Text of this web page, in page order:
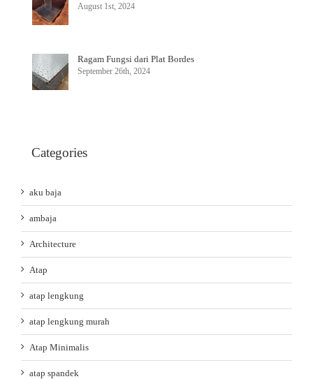
August 1st, 2024
Ragam Fungsi dari Plat Bordes
September 26th, 2024
Categories
aku baja
ambaja
Architecture
Atap
atap lengkung
atap lengkung murah
Atap Minimalis
atap spandek